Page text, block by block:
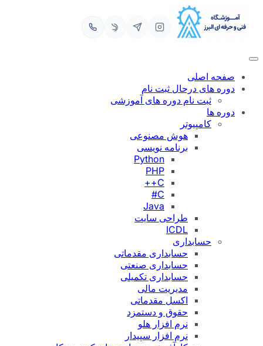
محتوا
صفحه اصلی
دوره های درحال ثبت نام
ثبت نام دوره های آموزشی
دوره ها
کامپیوتر
هوش مصنوعی
برنامه نویسی
Python
PHP
C++
C#
Java
طراحی سایت
ICDL
حسابداری
حسابداری مقدماتی
حسابداری صنعتی
حسابداری تکمیلی
مدیریت مالی
اکسل مقدماتی
حقوق و دستمزد
نرم افزار هلو
نرم افزار سپیدار